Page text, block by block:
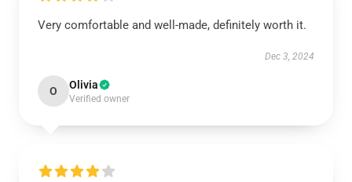
Very comfortable and well-made, definitely worth it.
Dec 3, 2024
O Olivia
Verified owner